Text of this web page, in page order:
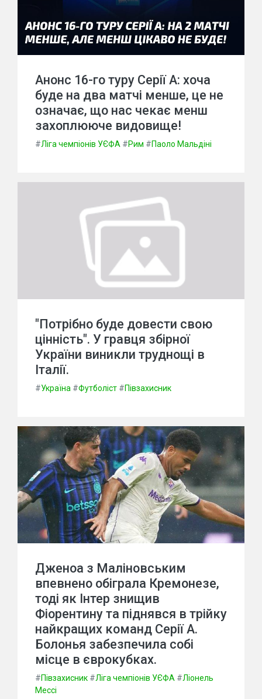
Анонс 16-го туру Серії А: хоча
буде на два матчі менше, це не
означає, що нас чекає менш
захоплююче видовище!
#Ліга чемпіонів УЄФА #Рим #Паоло Мальдіні
"Потрібно буде довести свою
цінність". У гравця збірної
України виникли труднощі в
Італії.
#Україна #Футболіст #Півзахисник
Дженоа з Маліновським
впевнено обіграла Кремонезе,
тоді як Інтер знищив
Фіорентину та піднявся в трійку
найкращих команд Серії А.
Болонья забезпечила собі
місце в єврокубках.
#Півзахисник #Ліга чемпіонів УЄФА #Ліонель
Мессі